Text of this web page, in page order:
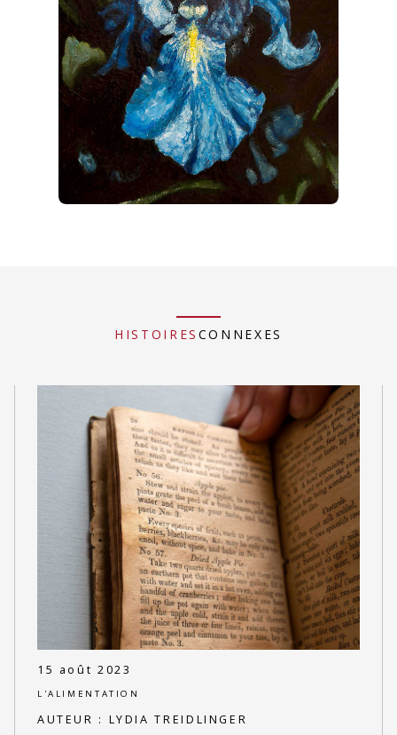
HISTOIRES CONNEXES
15 août 2023
L'ALIMENTATION
AUTEUR : LYDIA TREIDLINGER